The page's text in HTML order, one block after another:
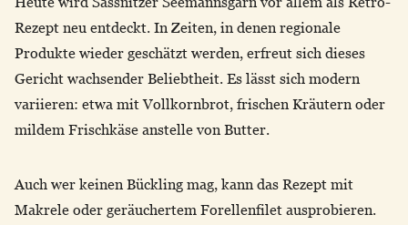
Rezept neu entdeckt. In Zeiten, in denen regionale
Produkte wieder geschätzt werden, erfreut sich dieses
Gericht wachsender Beliebtheit. Es lässt sich modern
variieren: etwa mit Vollkornbrot, frischen Kräutern oder
mildem Frischkäse anstelle von Butter.
Auch wer keinen Bückling mag, kann das Rezept mit
Makrele oder geräuchertem Forellenfilet ausprobieren.